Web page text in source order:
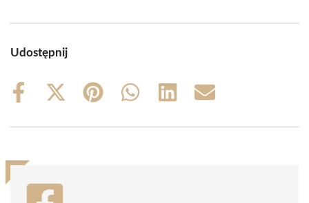
Udostępnij
Share
Share
(Twitter)
Share
Share
Share
Share